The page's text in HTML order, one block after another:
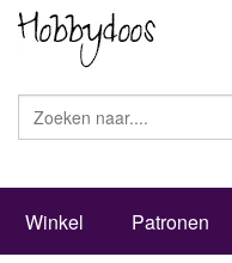
Winkel Patronen